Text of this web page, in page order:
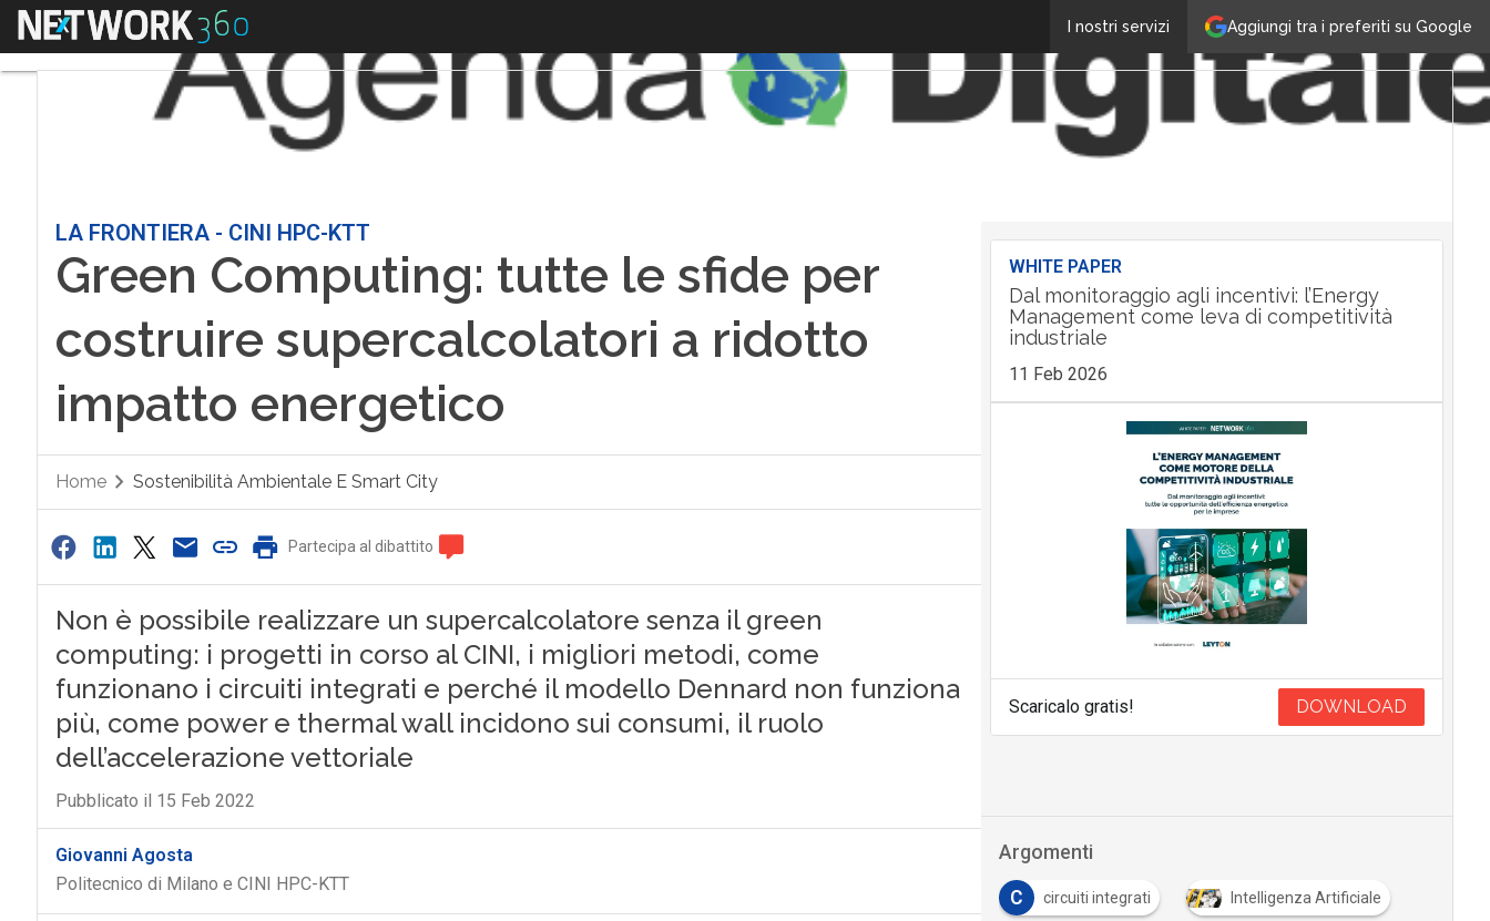
Aggiungi tra i preferiti su Google
I nostri servizi
Menu
LA FRONTIERA - CINI HPC-KTT
Green Computing: tutte le sfide per
costruire supercalcolatori a ridotto
impatto energetico
Home Sostenibilità Ambientale E Smart City
Partecipa al dibattito
Non è possibile realizzare un supercalcolatore senza il green
computing: i progetti in corso al CINI, i migliori metodi, come
funzionano i circuiti integrati e perché il modello Dennard non funziona
più, come power e thermal wall incidono sui consumi, il ruolo
dell’accelerazione vettoriale
Pubblicato il 15 Feb 2022
Giovanni Agosta
Politecnico di Milano e CINI HPC-KTT
WHITE PAPER
Dal monitoraggio agli incentivi: l’Energy
Management come leva di competitività
industriale
11 Feb 2026
Scaricalo gratis! DOWNLOAD
Argomenti
C circuiti integrati Intelligenza Artificiale